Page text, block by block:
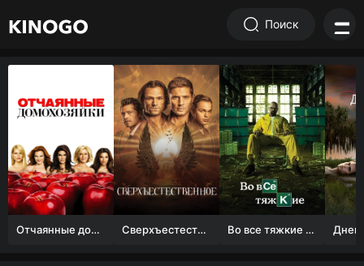
Поиск
Отчаянные домохозяйки (1 сезон) Сверхъестественное Во все тяжкие 1-5 сезон